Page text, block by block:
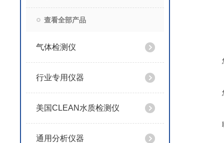
查看全部产品
气体检测仪
行业专用仪器
美国CLEAN水质检测仪
通用分析仪器